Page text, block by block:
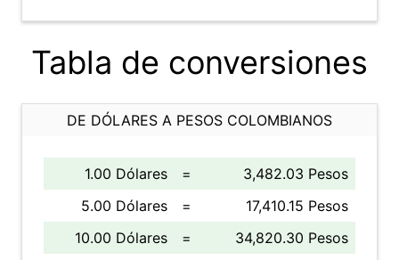
Tabla de conversiones
DE DÓLARES A PESOS COLOMBIANOS
1.00 Dólares =
3,482.03 Pesos
5.00 Dólares
=
17,410.15 Pesos
10.00 Dólares
=
34,820.30 Pesos